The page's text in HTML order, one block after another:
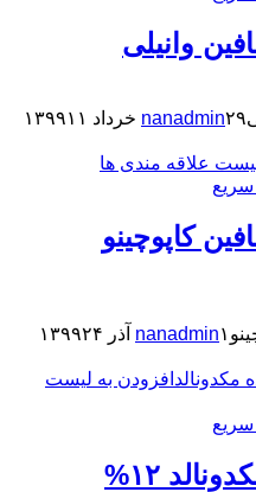
وانیلی
nanadmin۲۹ خرداد ۱۳۹۹
۱۱
علاقه مندی ها
کاپوچینو
nanadmin۱ آذر ۱۳۹۹
۲۴
افزودن به لیست
۱۲%